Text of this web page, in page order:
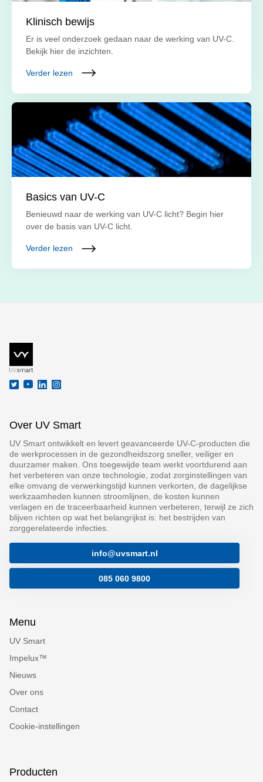
Klinisch bewijs
Er is veel onderzoek gedaan naar de werking van UV-C.
Bekijk hier de inzichten.
Verder lezen
Basics van UV-C
Benieuwd naar de werking van UV-C licht? Begin hier
over de basis van UV-C licht.
Verder lezen
Over UV Smart
UV Smart ontwikkelt en levert geavanceerde UV-C-producten die
de werkprocessen in de gezondheidszorg sneller, veiliger en
duurzamer maken. Ons toegewijde team werkt voortdurend aan
het verbeteren van onze technologie, zodat zorginstellingen van
elke omvang de verwerkingstijd kunnen verkorten, de dagelijkse
werkzaamheden kunnen stroomlijnen, de kosten kunnen
verlagen en de traceerbaarheid kunnen verbeteren, terwijl ze zich
blijven richten op wat het belangrijkst is: het bestrijden van
zorggerelateerde infecties.
info@uvsmart.nl
085 060 9800
Menu
UV Smart
Impelux™
Nieuws
Over ons
Contact
Cookie-instellingen
Producten